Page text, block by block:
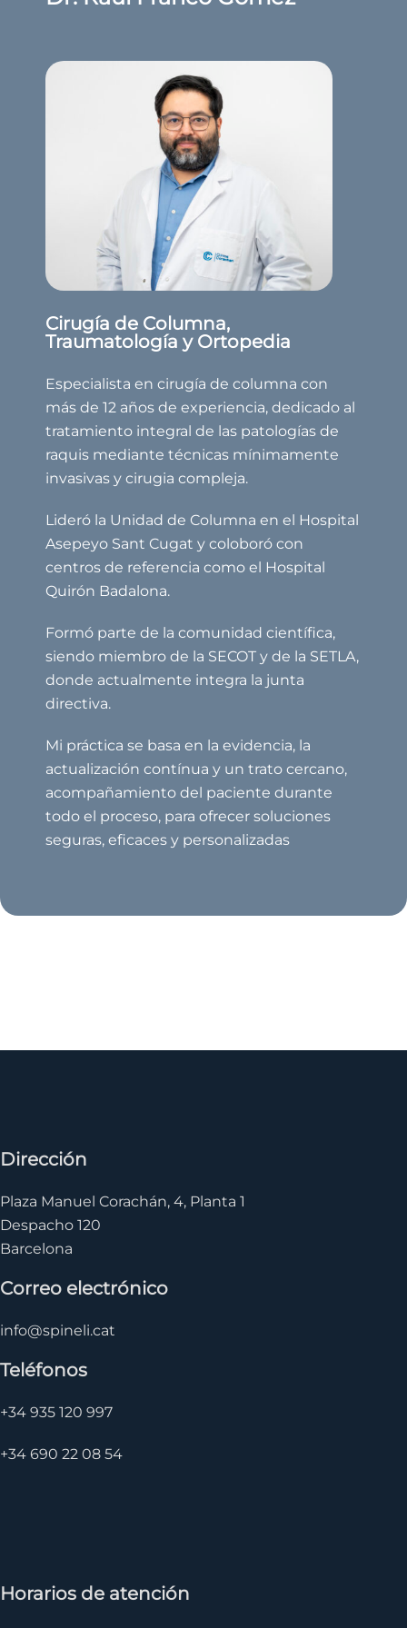
Cirugía de Columna,
Traumatología y Ortopedia
Especialista en cirugía de columna con
más de 12 años de experiencia, dedicado al
tratamiento integral de las patologías de
raquis mediante técnicas mínimamente
invasivas y cirugia compleja.
Lideró la Unidad de Columna en el Hospital
Asepeyo Sant Cugat y coloboró con
centros de referencia como el Hospital
Quirón Badalona.
Formó parte de la comunidad científica,
siendo miembro de la SECOT y de la SETLA,
donde actualmente integra la junta
directiva.
Mi práctica se basa en la evidencia, la
actualización contínua y un trato cercano,
acompañamiento del paciente durante
todo el proceso, para ofrecer soluciones
seguras, eficaces y personalizadas
Dirección
Plaza Manuel Corachán, 4, Planta 1
Despacho 120
Barcelona
Correo electrónico
info@spineli.cat
Teléfonos
+34 935 120 997
+34 690 22 08 54
Horarios de atención